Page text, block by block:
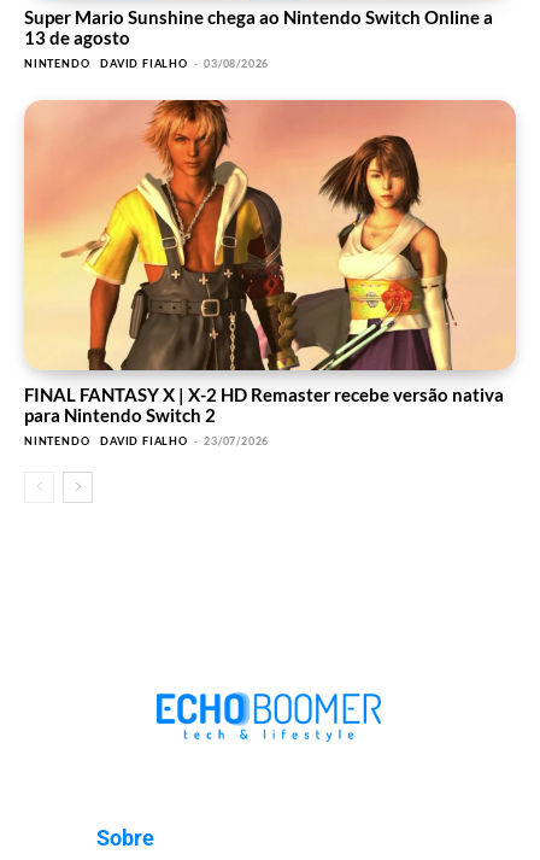
Super Mario Sunshine chega ao Nintendo Switch Online a
13 de agosto
NINTENDO DAVID FIALHO - 03/08/2026
FINAL FANTASY X | X-2 HD Remaster recebe versão nativa
para Nintendo Switch 2
NINTENDO DAVID FIALHO - 23/07/2026
Sobre